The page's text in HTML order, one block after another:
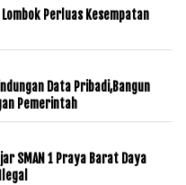
Perluas Kesempatan
Data Pribadi,Bangun
Pemerintah
SMAN 1 Praya Barat Daya